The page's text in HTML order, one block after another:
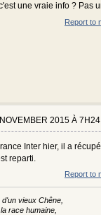
une vraie info ? Pas
Report to
2015 À
Inter hier, il a
reparti.
Report to
vieux Chêne,
race humaine,